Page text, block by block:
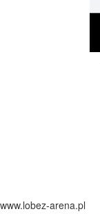
www.lobez-arena.pl